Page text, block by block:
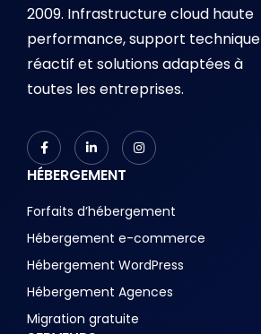
2009. Infrastructure cloud haute
performance, support technique
réactif et solutions adaptées à
toutes les entreprises.
HÉBERGEMENT
Forfaits d’hébergement
Hébergement e-commerce
Hébergement WordPress
Hébergement Agences
Migration gratuite